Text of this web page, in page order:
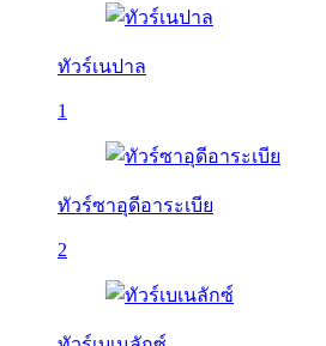
ทัวร์เนปาล
1
ทัวร์ซาอุดีอาระเบีย
2